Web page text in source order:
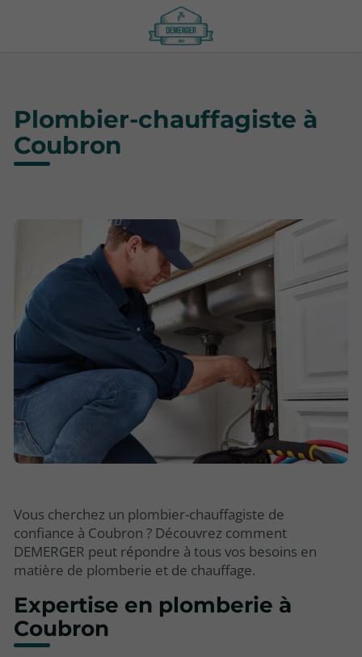
Plombier-chauffagiste à
Coubron
Vous cherchez un plombier-chauffagiste de
confiance à Coubron ? Découvrez comment
DEMERGER peut répondre à tous vos besoins en
matière de plomberie et de chauffage.
Expertise en plomberie à
Coubron